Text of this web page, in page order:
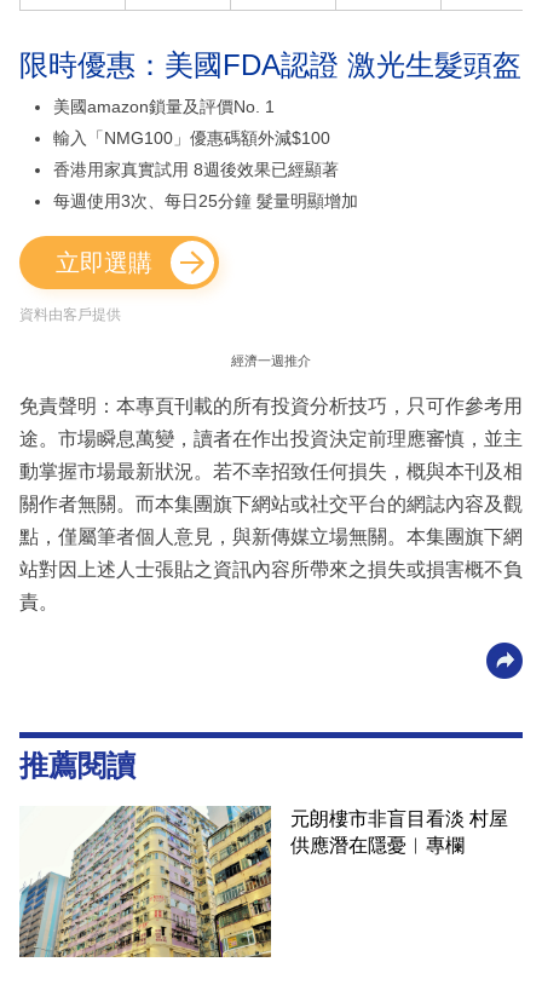
限時優惠：美國FDA認證 激光生髮頭盔
美國amazon鎖量及評價No. 1
輸入「NMG100」優惠碼額外減$100
香港用家真實試用 8週後效果已經顯著
每週使用3次、每日25分鐘 髮量明顯增加
立即選購
資料由客戶提供
經濟一週推介
免責聲明：本專頁刊載的所有投資分析技巧，只可作參考用
途。市場瞬息萬變，讀者在作出投資決定前理應審慎，並主
動掌握市場最新狀況。若不幸招致任何損失，概與本刊及相
關作者無關。而本集團旗下網站或社交平台的網誌內容及觀
點，僅屬筆者個人意見，與新傳媒立場無關。本集團旗下網
站對因上述人士張貼之資訊內容所帶來之損失或損害概不負
責。
推薦閱讀
元朗樓市非盲目看淡 村屋
供應潛在隱憂︳專欄